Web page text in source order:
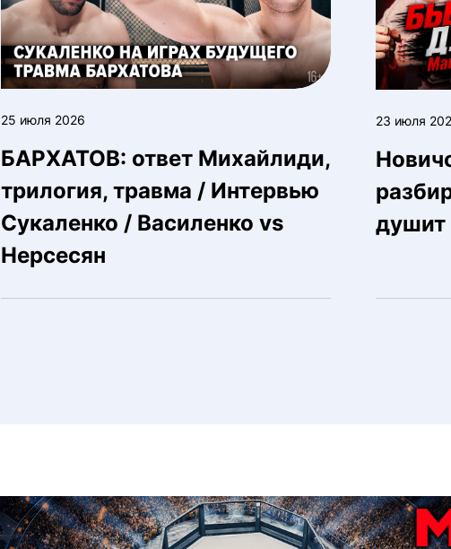
25 июля 2026
БАРХАТОВ: ответ Михайлиди,
трилогия, травма / Интервью
Сукаленко / Василенко vs
Нерсесян
23 июля
душит